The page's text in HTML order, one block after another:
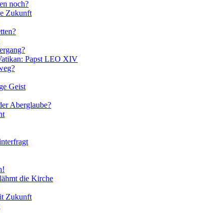
noch?
Zukunft
Papst LEO XIV
Geist
Aberglaube?
die Kirche
Zukunft